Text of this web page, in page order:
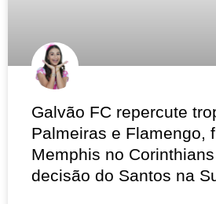
Galvão FC repercute
Palmeiras e Flamengo,
Memphis no
decisão do Santos na